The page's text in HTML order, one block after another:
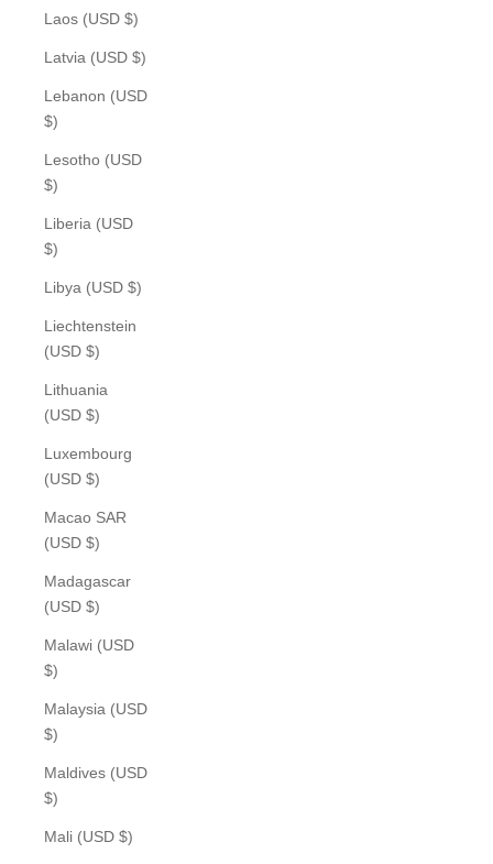
Laos (USD $)
Latvia (USD $)
Lebanon (USD
$)
Lesotho (USD
$)
Liberia (USD
$)
Libya (USD $)
Liechtenstein
(USD $)
Lithuania
(USD $)
Luxembourg
(USD $)
Macao SAR
(USD $)
Madagascar
(USD $)
Malawi (USD
$)
Malaysia (USD
$)
Maldives (USD
$)
Mali (USD $)